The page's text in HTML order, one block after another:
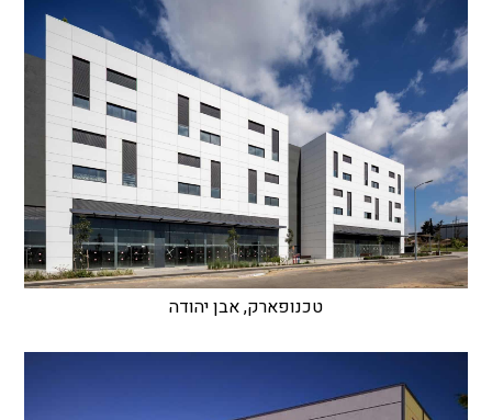
טכנופארק, אבן יהודה